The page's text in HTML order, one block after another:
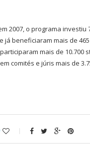
2007, o programa investiu
já beneficiaram mais de
mais de 10.700
comités e júris mais de